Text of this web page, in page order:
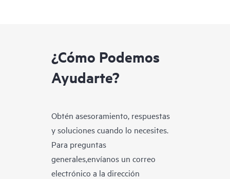
¿Cómo Podemos
Ayudarte?
Obtén asesoramiento, respuestas
y soluciones cuando lo necesites.
Para preguntas
generales,envíanos un correo
electrónico a la dirección